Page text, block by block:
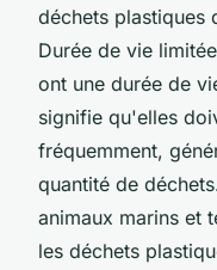
déchets plastiques
Durée de vie
ont une durée de
signifie qu'elles
fréquemment,
quantité de
animaux marins et
les déchets